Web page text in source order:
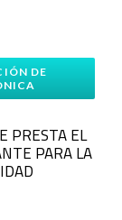
DE
PRESTA EL
PARA LA